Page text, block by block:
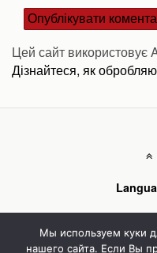
Цей сайт
Дізнайтеся, як
Mobile
Мы используем куки
нашего сайта. Если Вы